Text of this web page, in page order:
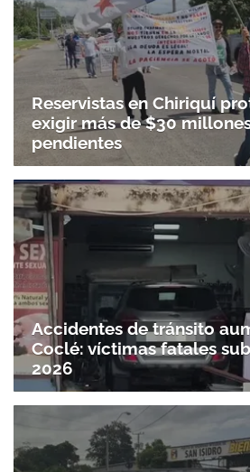
Reservistas en Chiriquí
exigir más de $30
pendientes
Accidentes de tránsito
Coclé: víctimas fatales
2026